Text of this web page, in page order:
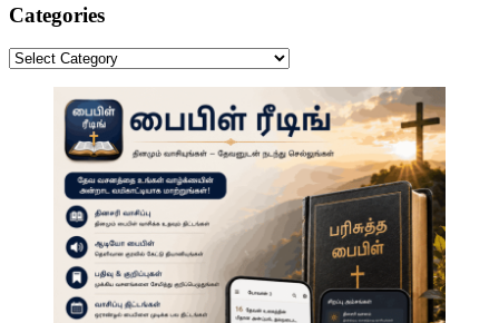
results
Categories
Categories